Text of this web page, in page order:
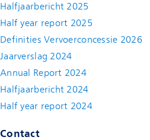
Halfjaarbericht 2025
Half year report 2025
Definities Vervoerconcessie 2026
Jaarverslag 2024
Annual Report 2024
Halfjaarbericht 2024
Half year report 2024(new window)
Contact